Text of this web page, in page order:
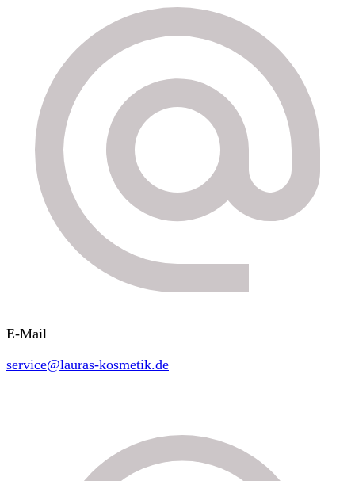
E-Mail
service@lauras-kosmetik.de